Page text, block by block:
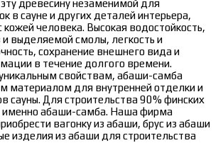
древесину незаменимой для
в сауне и других деталей интерьера,
человека. Высокая водостойкость,
и выделяемой смолы, легкость и
сохранение внешнего вида и
в течение долгого времени.
свойствам, абаши-самба
материалом для внутренней отделки и
сауны. Для строительства 90% финских
именно абаши-самба. Наша фирма
вагонку из абаши, брус из абаши
изделия из абаши для строительства